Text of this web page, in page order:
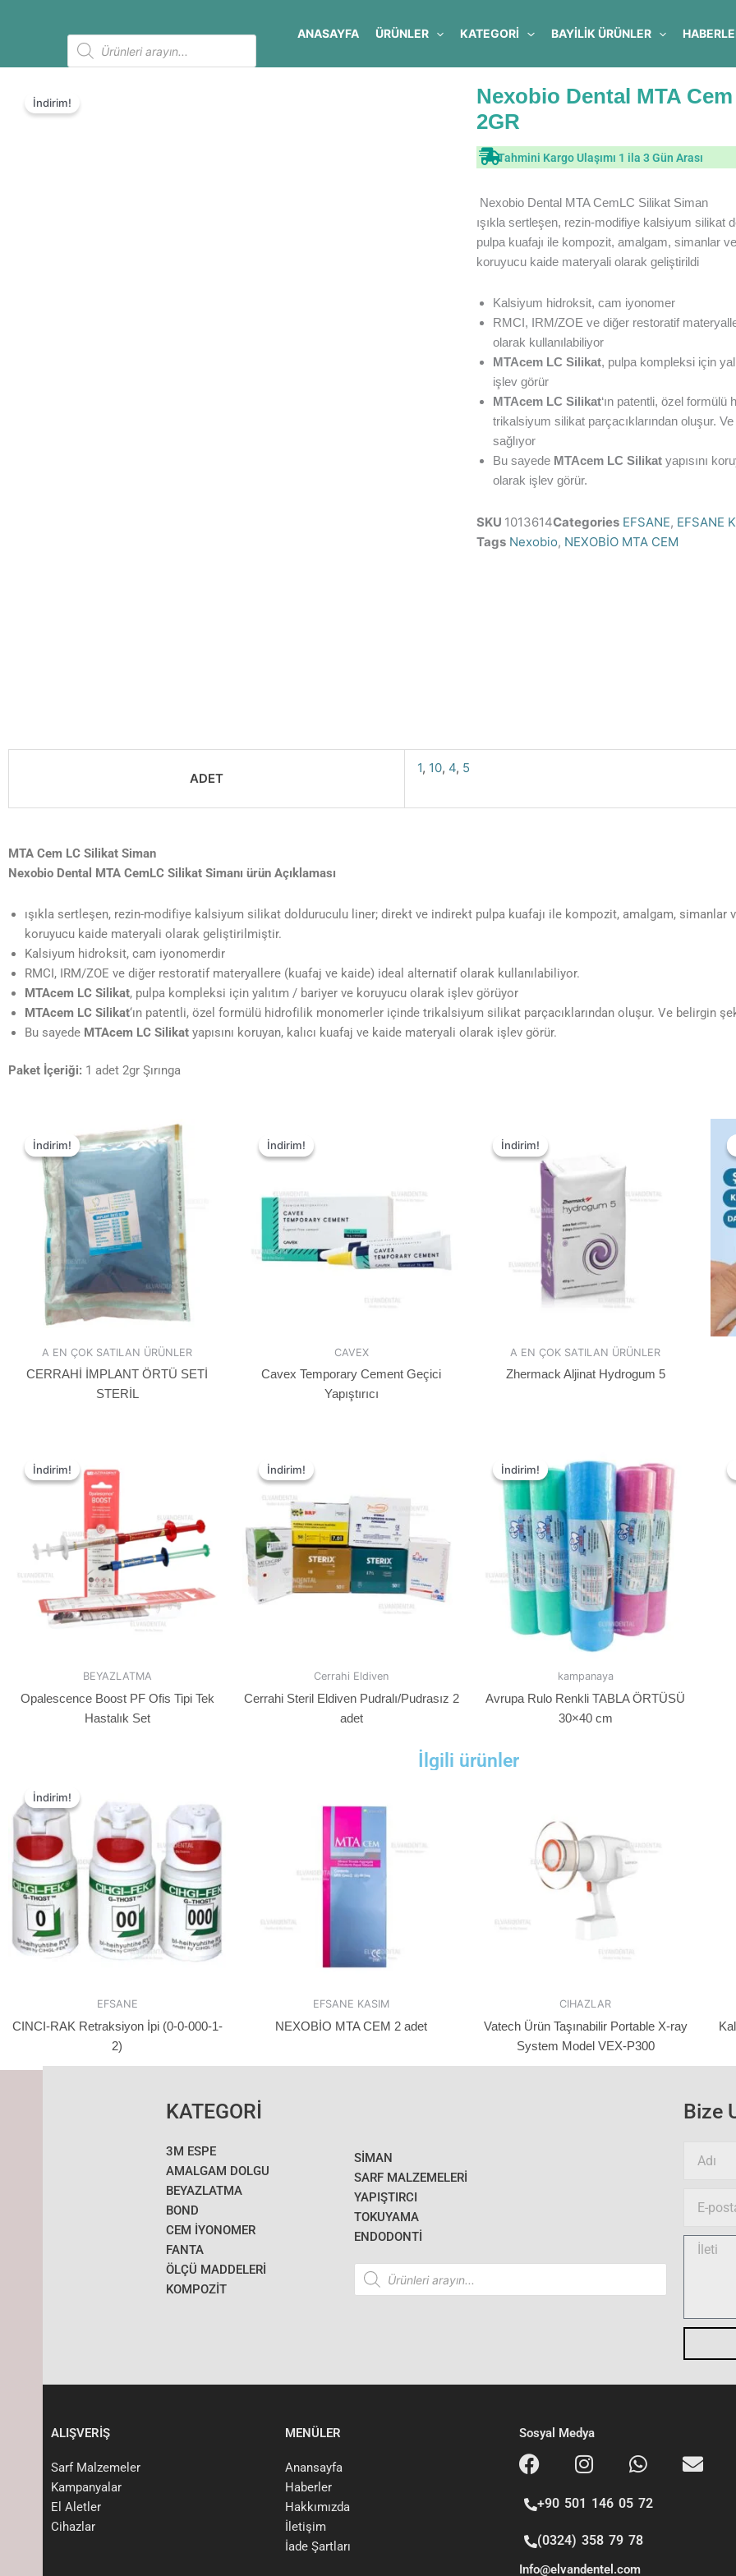
Products
search
ANASAYFA ÜRÜNLER KATEGORİ BAYILIK ÜRÜNLER
İndirim!
Nexobio Dental MTA
2GR
Tahmini Kargo Ulaşımı 1 ila 3 Gün Arası
Nexobio Dental MTA CemLC Silikat Siman
ışıkla sertleşen, rezin-modifiye kalsiyum silikat
pulpa kuafajı ile kompozit, amalgam, simanlar
koruyucu kaide materyali olarak geliştirildi
Kalsiyum hidroksit, cam iyonomer
RMCI, IRM/ZOE ve diğer restoratif
olarak kullanılabiliyor
MTAcem LC Silikat, pulpa kompleksi için
işlev görür
MTAcem LC Silikat‘ın patentli, özel
trikalsiyum silikat parçacıklarından oluşur.
sağlıyor
Bu sayede MTAcem LC Silikat yapısını
olarak işlev görür.
SKU 1013614Categories EFSANE, EFSANE
Tags Nexobio, NEXOBİO MTA CEM
ADET
1, 10, 4, 5
MTA Cem LC Silikat Siman
Nexobio Dental MTA CemLC Silikat Simanı ürün Açıklaması
ışıkla sertleşen, rezin-modifiye kalsiyum silikat dolduruculu liner; direkt ve indirekt pulpa kuafajı ile kompozit, amalgam, simanlar
koruyucu kaide materyali olarak geliştirilmiştir.
Kalsiyum hidroksit, cam iyonomerdir
RMCI, IRM/ZOE ve diğer restoratif materyallere (kuafaj ve kaide) ideal alternatif olarak kullanılabiliyor.
MTAcem LC Silikat, pulpa kompleksi için yalıtım / bariyer ve koruyucu olarak işlev görüyor
MTAcem LC Silikat‘ın patentli, özel formülü hidrofilik monomerler içinde trikalsiyum silikat parçacıklarından oluşur. Ve belirgin
Bu sayede MTAcem LC Silikat yapısını koruyan, kalıcı kuafaj ve kaide materyali olarak işlev görür.
Paket İçeriği: 1 adet 2gr Şırınga
İndirim!
İndirim!
A EN ÇOK SATILAN ÜRÜNLER
CERRAHİ İMPLANT ÖRTÜ SETİ
STERİL
İndirim!
İndirim!
CAVEX
Cavex Temporary Cement Geçici
Yapıştırıcı
İndirim!
İndirim!
A EN ÇOK SATILAN ÜRÜNLER
Zhermack Aljinat Hydrogum 5
İndirim!
İndirim!
BEYAZLATMA
Opalescence Boost PF Ofis Tipi Tek
Hastalık Set
İndirim!
İndirim!
Cerrahi Eldiven
Cerrahi Steril Eldiven Pudralı/Pudrasız 2
adet
İndirim!
İndirim!
kampanaya
Avrupa Rulo Renkli TABLA ÖRTÜSÜ
30×40 cm
İlgili ürünler
İndirim!
İndirim!
EFSANE
CINCI-RAK Retraksiyon İpi (0-0-000-1-
2)
EFSANE KASIM
NEXOBİO MTA CEM 2 adet
CIHAZLAR
Vatech Ürün Taşınabilir Portable X-ray
System Model VEX-P300
KATEGORİ
3M ESPE
AMALGAM DOLGU
BEYAZLATMA
BOND
CEM İYONOMER
FANTA
ÖLÇÜ MADDELERI
KOMPOZİT
SİMAN
SARF MALZEMELERI
YAPIŞTIRCI
TOKUYAMA
ENDODONTI
Products
search
Bize
a
a
e
ALIŞVERİŞ
Sarf Malzemeler
Kampanyalar
El Aletler
Cihazlar
MENÜLER
Anansayfa
Haberler
Hakkımızda
İletişim
İade Şartları
Sosyal Medya
+90 501 146 05 72
(0324) 358 79 78
Info@elvandentel.com